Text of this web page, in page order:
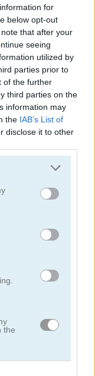
for
below opt-out
that after your
seeing
utilized by
parties prior to
of the further
third parties on the
information may
the IAB’s List of
disclose it to other
the
Medieval 2